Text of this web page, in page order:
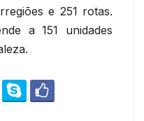
e 251 rotas.
a 151 unidades